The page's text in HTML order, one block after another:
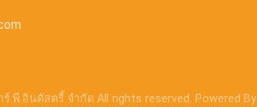
.พี.อินดัสตรี้ จำกัด All rights reserved. Powered By